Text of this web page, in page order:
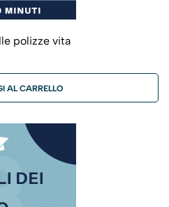
polizze vita
AL CARRELLO